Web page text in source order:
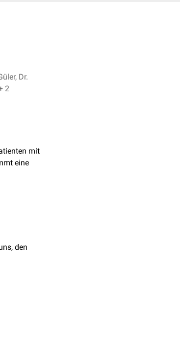
Dr.
Antwerpes + 2
mit
eine
den